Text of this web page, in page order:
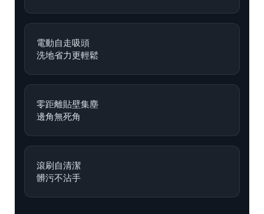
電動自走吸頭
洗地省力更輕鬆
零距離貼壁集塵
邊角無死角
滾刷自清潔
髒污不沾手